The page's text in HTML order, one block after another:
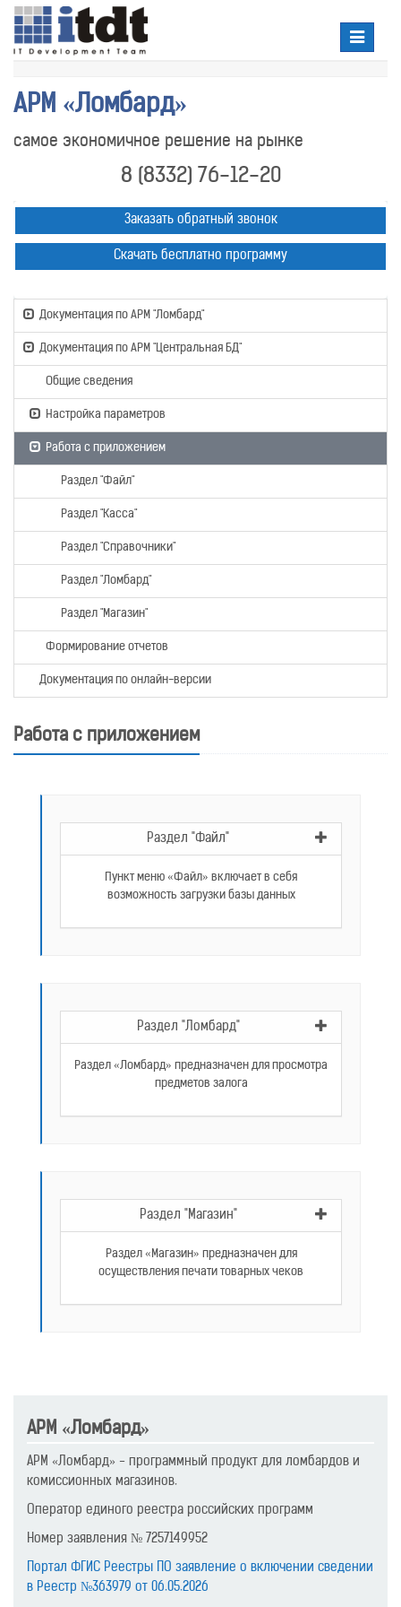
Toggle
АРМ «Ломбард»
самое экономичное решение на рынке
8 (8332) 76-12-20
Заказать обратный звонок
Скачать бесплатно программу
Документация по АРМ "Ломбард"
Документация по АРМ "Центральная БД"
Общие сведения
Настройка параметров
Работа с приложением
Раздел "Файл"
Раздел "Касса"
Раздел "Справочники"
Раздел "Ломбард"
Раздел "Магазин"
Формирование отчетов
Документация по онлайн-версии
Работа с приложением
Раздел "Файл"
Пункт меню «Файл» включает в себя
возможность загрузки базы данных
Раздел "Ломбард"
Раздел «Ломбард» предназначен для просмотра
предметов залога
Раздел "Магазин"
Раздел «Магазин» предназначен для
осуществления печати товарных чеков
АРМ «Ломбард»
АРМ «Ломбард» - программный продукт для ломбардов и
комиссионных магазинов.
Оператор единого реестра российских программ
Номер заявления № 7257149952
Портал ФГИС Реестры ПО заявление о включении сведении
в Реестр №363979 от 06.05.2026